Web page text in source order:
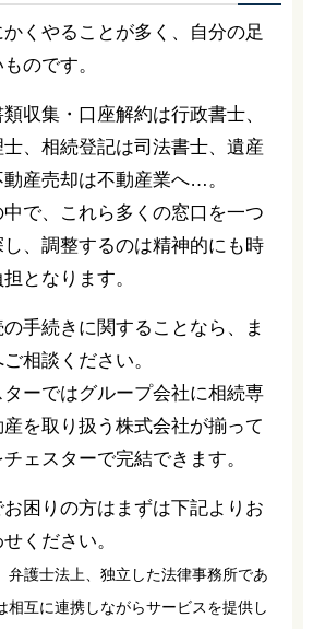
くやることが多く、自分の足
のです。
収集・口座解約は行政書士、
、相続登記は司法書士、遺産
産売却は不動産業へ…。
で、これら多くの窓口を一つ
、調整するのは精神的にも時
となります。
手続きに関することなら、ま
相談ください。
ーではグループ会社に相続専
を取り扱う株式会社が揃って
ェスターで完結できます。
困りの方はまずは下記よりお
ください。
護士法上、独立した法律事務所であ
相互に連携しながらサービスを提供し